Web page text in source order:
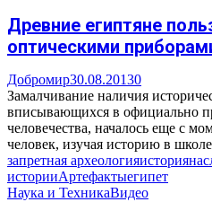
Древние египтяне
оптическими
Добромир30.08.20130
Замалчивание наличия
вписывающихся в официально
человечества, началось еще с
человек, изучая историю в
запретная археологияистория
историиАртефактыегипет
Наука и ТехникаВидео